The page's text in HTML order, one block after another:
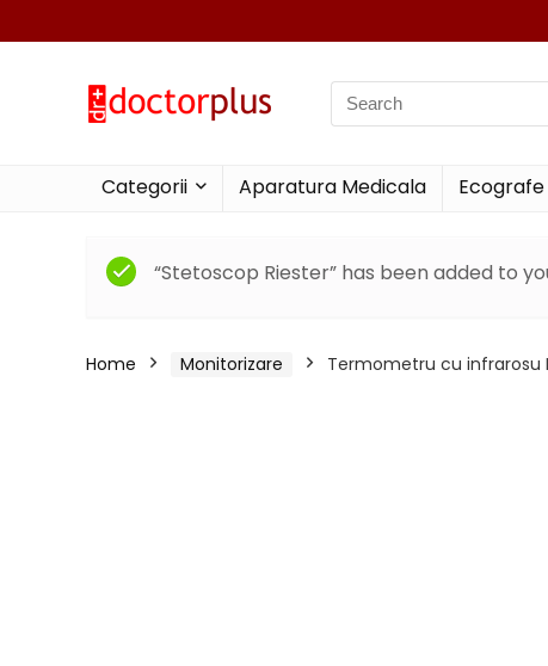
Search
for:
Categorii Aparatura Medicala Ecografe
“Stetoscop Riester” has been added to
Home Monitorizare Termometru cu infrarosu